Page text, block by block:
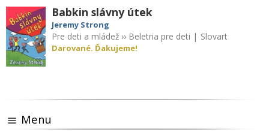
Babkin slávny útek
Jeremy Strong
Pre deti a mládež›› Beletria pre deti | Slovart
Darované. Ďakujeme!
Menu